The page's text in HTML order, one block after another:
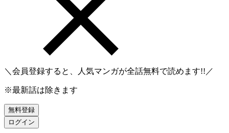
＼会員登録すると、人気マンガが全話無料で読めます!!／
※最新話は除きます
無料登録
ログイン